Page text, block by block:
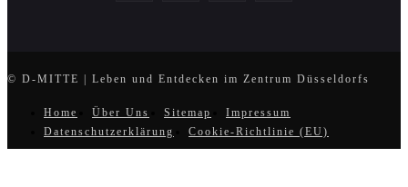
© D-MITTE | Leben und Entdecken im Zentrum Düsseldorfs
Home Über Uns Sitemap
Impressum
Datenschutzerklärung
Cookie-Richtlinie (EU)